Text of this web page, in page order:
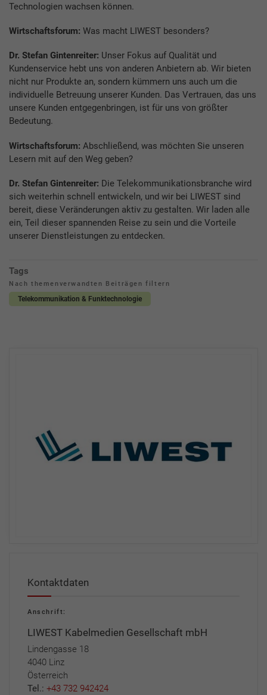
Technologien wachsen können.
Wirtschaftsforum: Was macht LIWEST besonders?
Dr. Stefan Gintenreiter: Unser Fokus auf Qualität und
Kundenservice hebt uns von anderen Anbietern ab. Wir bieten
nicht nur Produkte an, sondern kümmern uns auch um die
individuelle Betreuung unserer Kunden. Das Vertrauen, das uns
unsere Kunden entgegenbringen, ist für uns von größter
Bedeutung.
Wirtschaftsforum: Abschließend, was möchten Sie unseren
Lesern mit auf den Weg geben?
Dr. Stefan Gintenreiter: Die Telekommunikationsbranche wird
sich weiterhin schnell entwickeln, und wir bei LIWEST sind
bereit, diese Veränderungen aktiv zu gestalten. Wir laden alle
ein, Teil dieser spannenden Reise zu sein und die Vorteile
unserer Dienstleistungen zu entdecken.
Tags
Nach themenverwandten Beiträgen filtern
Telekommunikation & Funktechnologie
Kontaktdaten
Anschrift:
LIWEST Kabelmedien Gesellschaft mbH
Lindengasse 18
4040 Linz
Österreich
Tel.: +43 732 942424